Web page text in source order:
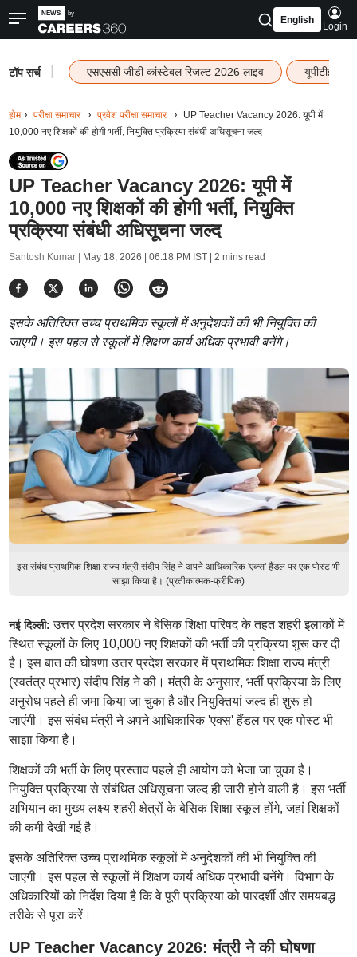
English
Login
टॉप सर्च एसएससी जीडी कांस्टेबल रिजल्ट 2026 लाइव यूपीटीईटी
होम परीक्षा समाचार प्रवेश परीक्षा समाचार
UP Teacher Vacancy 2026: यूपी में
10,000 नए शिक्षकों की होगी भर्ती, नियुक्ति प्रक्रिया संबंधी अधिसूचना जल्द
UP Teacher Vacancy 2026: यूपी में
10,000 नए शिक्षकों की होगी भर्ती, नियुक्ति
प्रक्रिया संबंधी अधिसूचना जल्द
Santosh Kumar | May 18, 2026 | 06:18 PM IST| 2 mins read
इसके अतिरिक्त उच्च प्राथमिक स्कूलों में अनुदेशकों की भी नियुक्ति की
जाएगी। इस पहल से स्कूलों में शिक्षण कार्य अधिक प्रभावी बनेंगे।
इस संबंध प्राथमिक शिक्षा राज्य मंत्री संदीप सिंह ने अपने आधिकारिक 'एक्स' हैंडल पर एक पोस्ट भी
साझा किया है। (प्रतीकात्मक-फ्रीपिक)
नई दिल्ली: उत्तर प्रदेश सरकार ने बेसिक शिक्षा परिषद के तहत शहरी इलाकों में
स्थित स्कूलों के लिए 10,000 नए शिक्षकों की भर्ती की प्रक्रिया शुरू कर दी
है। इस बात की घोषणा उत्तर प्रदेश सरकार में प्राथमिक शिक्षा राज्य मंत्री
(स्वतंत्र प्रभार) संदीप सिंह ने की। मंत्री के अनुसार, भर्ती प्रक्रिया के लिए
अनुरोध पहले ही जमा किया जा चुका है और नियुक्तियां जल्द ही शुरू हो
जाएंगी। इस संबंध मंत्री ने अपने आधिकारिक 'एक्स' हैंडल पर एक पोस्ट भी
साझा किया है।
शिक्षकों की भर्ती के लिए प्रस्ताव पहले ही आयोग को भेजा जा चुका है।
नियुक्ति प्रक्रिया से संबंधित अधिसूचना जल्द ही जारी होने वाली है। इस भर्ती
अभियान का मुख्य लक्ष्य शहरी क्षेत्रों के बेसिक शिक्षा स्कूल होंगे, जहां शिक्षकों
की कमी देखी गई है।
इसके अतिरिक्त उच्च प्राथमिक स्कूलों में अनुदेशकों की भी नियुक्ति की
जाएगी। इस पहल से स्कूलों में शिक्षण कार्य अधिक प्रभावी बनेंगे। विभाग के
अधिकारियों को निर्देश दिया है कि वे पूरी प्रक्रिया को पारदर्शी और समयबद्ध
तरीके से पूरा करें।
UP Teacher Vacancy 2026: मंत्री ने की घोषणा